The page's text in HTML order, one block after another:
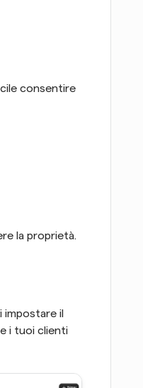
consentire
la proprietà.
impostare il
i tuoi clienti